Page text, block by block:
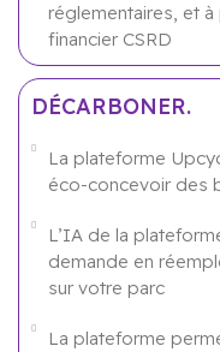
réglementaires, et
financier CSRD
DÉCARBONER.
La plateforme
éco-concevoir des
L’IA de la
demande en
sur votre parc
La plateforme